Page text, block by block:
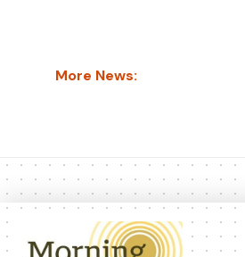
More News: